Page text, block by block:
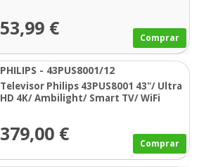
53,99 € Comprar
PHILIPS - 43PUS8001/12
Televisor Philips 43PUS8001 43"/ Ultra
HD 4K/ Ambilight/ Smart TV/ WiFi
379,00 € Comprar